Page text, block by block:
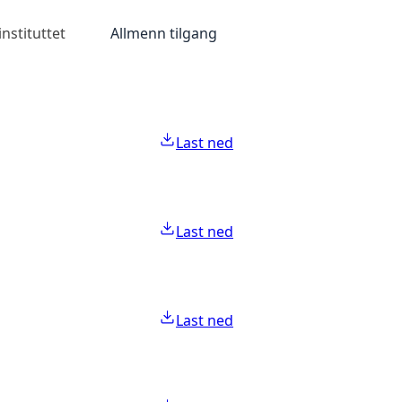
Allmenn tilgang
Last ned
Last ned
Last ned